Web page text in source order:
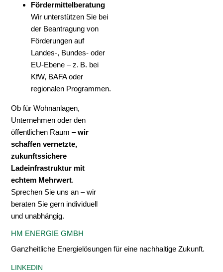
Fördermittelberatung
Wir unterstützen Sie bei
der Beantragung von
Förderungen auf
Landes-, Bundes- oder
EU-Ebene – z. B. bei
KfW, BAFA oder
regionalen Programmen.
Ob für Wohnanlagen,
Unternehmen oder den
öffentlichen Raum –wir
schaffen vernetzte,
zukunftssichere
Ladeinfrastruktur mit
echtem Mehrwert.
Sprechen Sie uns an – wir
beraten Sie gern individuell
und unabhängig.
HM ENERGIE GMBH
Ganzheitliche Energielösungen für eine nachhaltige Zukunft.
LINKEDIN